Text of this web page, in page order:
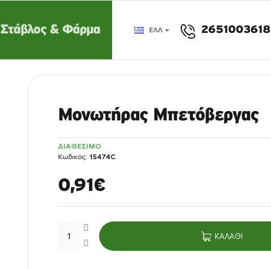
Στάβλος & Φάρμα ΕΛΛ 2651003618
Μονωτήρας Μπετόβεργας
ΔΙΑΘΕΣΙΜΟ
Κωδικός: 15474C
0,91€
ΚΑΛΆΘΙ